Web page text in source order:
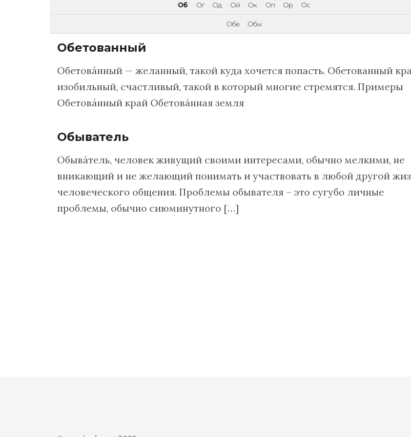
Об Ог Од Ой Ок Оп Ор Ос
Обе Обы
Обетованный
Обетовáнный — желанный, такой куда хочется попасть. Обетованный
изобильный, счастливый, такой в который многие стремятся. Примеры
Обетовáнный край Обетовáнная земля
Обыватель
Обывáтель, человек живущий своими интересами, обычно мелкими, не
вникающий и не желающий понимать и участвовать в любой другой
человеческого общения. Проблемы обывателя – это сугубо личные
проблемы, обычно сиюминутного […]